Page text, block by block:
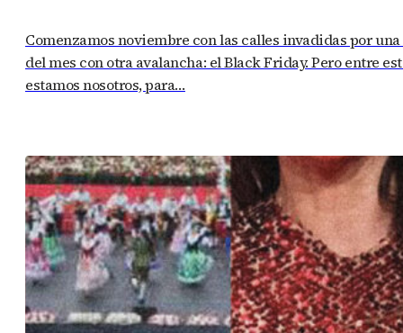
Comenzamos noviembre con las calles invadidas por una
del mes con otra avalancha: el Black Friday. Pero entre
estamos nosotros, para…